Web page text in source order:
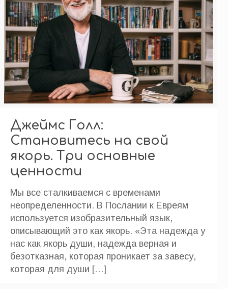
Джеймс Голл:
Становитесь на свой
якорь. Три основные
ценности
Мы все сталкиваемся с временами
неопределенности. В Послании к Евреям
используется изобразительный язык,
описывающий это как якорь. «Эта надежда у
нас как якорь души, надежда верная и
безотказная, которая проникает за завесу,
которая для души […]